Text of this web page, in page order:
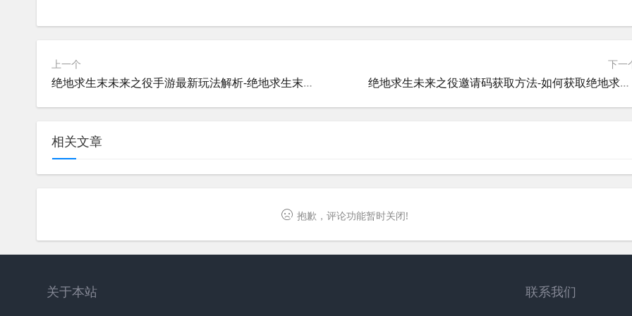
上一个
绝地求生末未来之役手游最新玩法解析-绝地求生末未来之役手游下载与攻略指南
下一
绝地求生未来之役邀请码获取方法-如何获取绝地求生未来之役的官方邀请码
相关文章
抱歉，评论功能暂时关闭!
关于本站 联系我们